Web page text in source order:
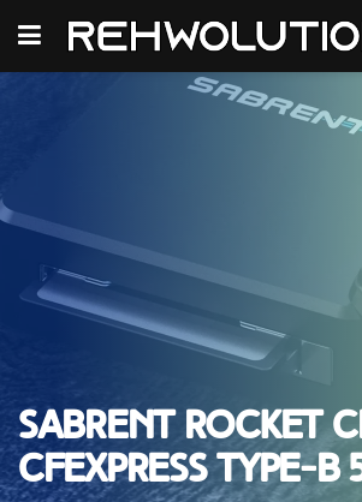
Sabrent Rocket
CFExpress Type-B